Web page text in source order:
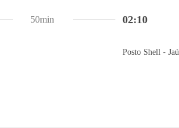
02:10
Posto Shell - Jaú
50min